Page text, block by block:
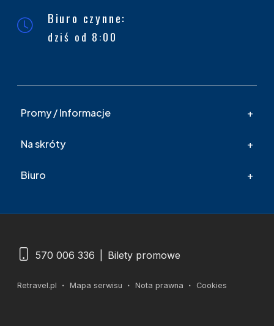
Biuro czynne:
dziś od 8:00
Promy / Informacje
Na skróty
Biuro
570 006 336 Bilety promowe
Retravel.pl Mapa serwisu Nota prawna Cookies